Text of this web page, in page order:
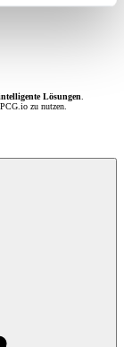
Lösungen.
zu nutzen.